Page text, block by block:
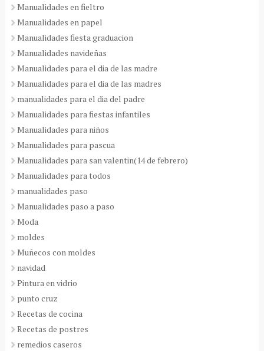
Manualidades en fieltro
Manualidades en papel
Manualidades fiesta graduacion
Manualidades navideñas
Manualidades para el dia de las madre
Manualidades para el dia de las madres
manualidades para el dia del padre
Manualidades para fiestas infantiles
Manualidades para niños
Manualidades para pascua
Manualidades para san valentin(14 de febrero)
Manualidades para todos
manualidades paso
Manualidades paso a paso
Moda
moldes
Muñecos con moldes
navidad
Pintura en vidrio
punto cruz
Recetas de cocina
Recetas de postres
remedios caseros